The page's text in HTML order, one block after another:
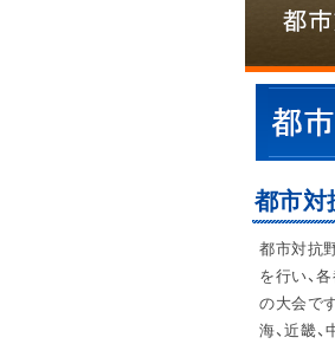
都市対
都市対抗
を行い、
の大会で
海、近畿